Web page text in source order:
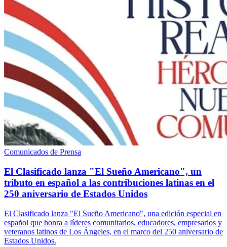
Comunicados de Prensa
El Clasificado lanza "El Sueño Americano", un
tributo en español a las contribuciones latinas en el
250 aniversario de Estados Unidos
El Clasificado lanza "El Sueño Americano", una edición especial en
español que honra a líderes comunitarios, educadores, empresarios y
veteranos latinos de Los Ángeles, en el marco del 250 aniversario de
Estados Unidos.